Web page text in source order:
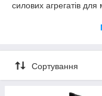
силових агрегатів для
економні агрегати на
виброинструмент і
бензогенератори,
Двигуни Форте
Сортування